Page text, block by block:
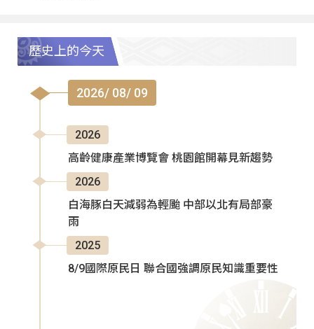
歷史上的今天
2026/ 08/ 09
2026
高齡健康產業博覽會 桃園館開幕見新趨勢
2026
白海豚白天減弱為輕颱 中部以北有局部豪
雨
2025
8/9國際原民日 聯合國強調原民知識重要性